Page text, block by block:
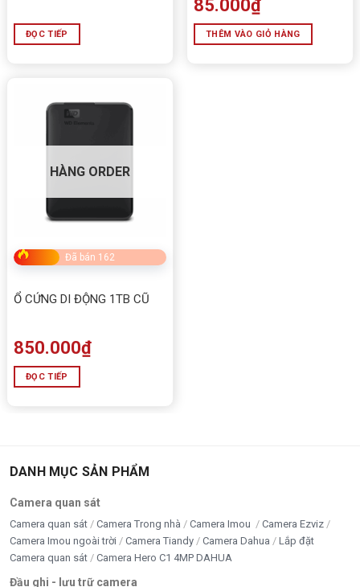
ĐỌC TIẾP
85.000₫
THÊM VÀO GIỎ HÀNG
HÀNG ORDER
Đã bán 162
Ổ CỨNG DI ĐỘNG 1TB CŨ
850.000₫
ĐỌC TIẾP
DANH MỤC SẢN PHẨM
Camera quan sát
Camera quan sát Camera Trong nhà Camera Imou
Camera Ezviz
Camera Imou ngoài trời
Camera Tiandy Camera Dahua
Lắp đặt
Camera quan sát
Camera Hero C1 4MP DAHUA
Đầu ghi - lưu trữ camera